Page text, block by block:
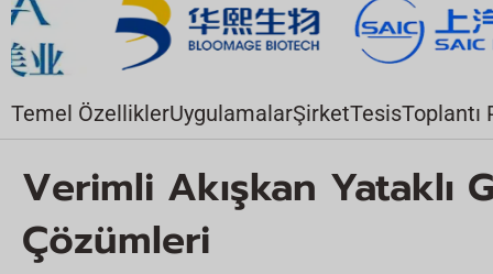
Temel ÖzelliklerUygulamalarŞirketTesisToplantı
Verimli Akışkan Yataklı
Çözümleri